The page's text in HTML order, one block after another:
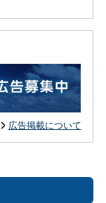
広告掲載について